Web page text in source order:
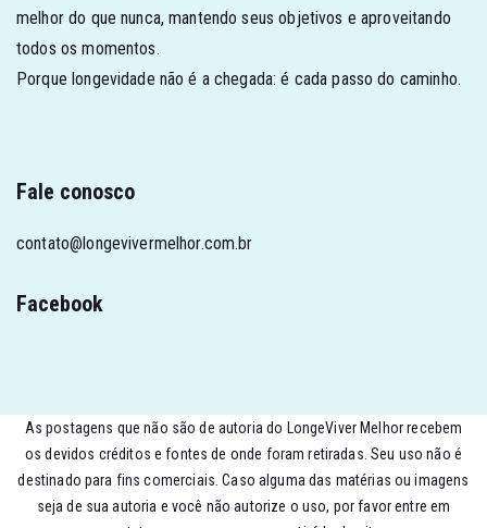
melhor do que nunca, mantendo seus objetivos e aproveitando
todos os momentos.
Porque longevidade não é a chegada: é cada passo do caminho.
Fale conosco
contato@longevivermelhor.com.br
Facebook
As postagens que não são de autoria do LongeViver Melhor recebem
os devidos créditos e fontes de onde foram retiradas. Seu uso não é
destinado para fins comerciais. Caso alguma das matérias ou imagens
seja de sua autoria e você não autorize o uso, por favor entre em